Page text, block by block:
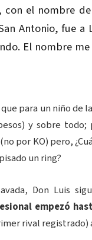
con el nombre
Antonio, fue
El nombre
para un niño
y sobre
por KO) pero,
un ring?
Don Luis
empezó
rival